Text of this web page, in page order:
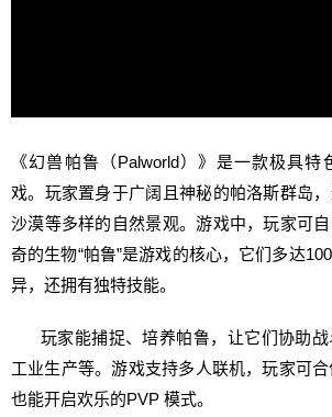
《幻兽帕鲁（Palworld）》是一款极具
戏。玩家置身于广阔且神秘的帕洛斯群岛，
沙漠等多样的自然景观。游戏中，玩家可
奇的生物“帕鲁”是游戏的核心，它们多达
异，还拥有独特技能。
玩家能捕捉、培养帕鲁，让它们协助战
工业生产等。游戏支持多人联机，玩家可合
也能开启欢乐的PVP 模式。